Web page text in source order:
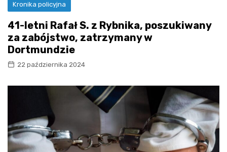
Kronika policyjna
41-letni Rafał S. z Rybnika, poszukiwany
za zabójstwo, zatrzymany w
Dortmundzie
22 października 2024